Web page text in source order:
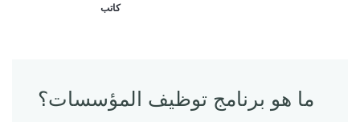
كاتب
ما هو برنامج توظيف المؤسسات؟